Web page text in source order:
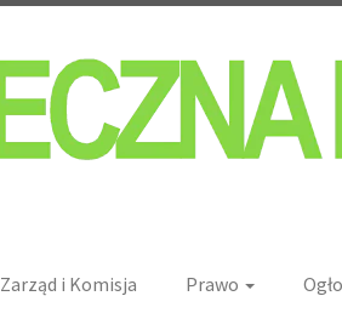
Zarząd i Komisja Prawo